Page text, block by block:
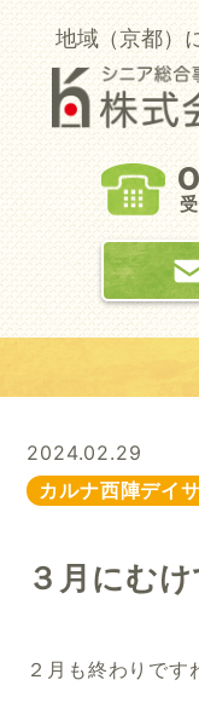
Skip
to
content
地域（京都）
2024.02.29
カルナ西陣デイ
３月にむけ
２月も終わりです